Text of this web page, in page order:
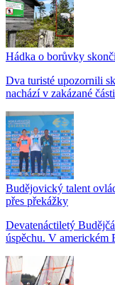
Hádka o borůvky
Dva turisté upozornili
nachází v zakázané
Budějovický talent
přes překážky
Devatenáctiletý
úspěchu. V americkém